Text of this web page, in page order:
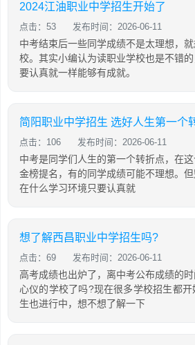
2024江油职业中学招生开始了
点击：53 发布时间：2026-06-11
中考结束后一些同学成绩不是太理想，
校。其实小编认为读职业学校也是不错
要认真就一样能够有成就。
简阳职业中学招生 选好人生第一个
点击：106 发布时间：2026-06-11
中考是同学们人生的第一个转折点，在
金榜提名，有的同学成绩可能不理想。
在什么学习环境只要认真就
想了解西昌职业中学招生吗?
点击：69 发布时间：2026-06-11
高考成绩也出炉了，离中考公布成绩的
心仪的学校了吗?现在很多学校招生都
生也进行中，想不想了解一下